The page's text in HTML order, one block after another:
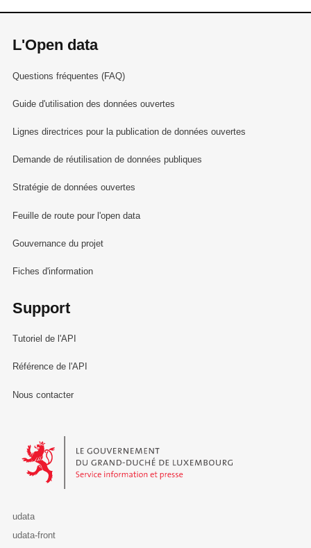
L'Open data
Questions fréquentes (FAQ)
Guide d'utilisation des données ouvertes
Lignes directrices pour la publication de données ouvertes
Demande de réutilisation de données publiques
Stratégie de données ouvertes
Feuille de route pour l'open data
Gouvernance du projet
Fiches d'information
Support
Tutoriel de l'API
Référence de l'API
Nous contacter
Le Gouvernement du Grand-Duché de Luxembourg - Service
udata
udata-front